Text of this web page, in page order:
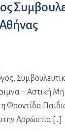
– Αστική
Φροντίδα
Αρρώστια [...]